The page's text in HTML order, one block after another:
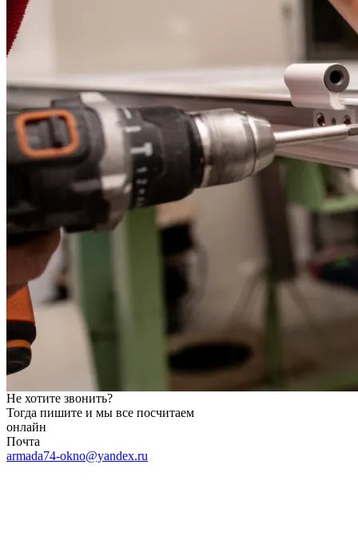
Не хотите звонить?
Тогда пишите и мы все посчитаем
онлайн
Почта
armada74-okno@yandex.ru